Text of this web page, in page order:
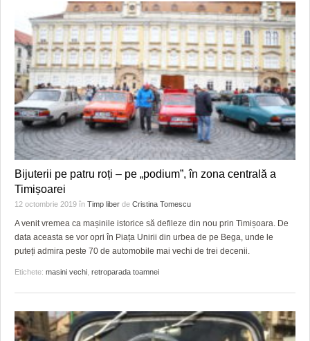
Bijuterii pe patru roți – pe „podium”, în zona centrală a
Timișoarei
12 octombrie 2019 în Timp liber de Cristina Tomescu
A venit vremea ca mașinile istorice să defileze din nou prin Timișoara. De
data aceasta se vor opri în Piața Unirii din urbea de pe Bega, unde le
puteți admira peste 70 de automobile mai vechi de trei decenii.
Etichete: masini vechi retroparada toamnei